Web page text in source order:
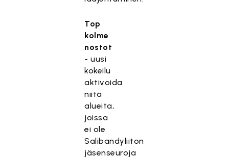
Top
kolme
nostot
- uusi
kokeilu
aktivoida
niitä
alueita,
joissa
ei ole
Salibandyliiton
jäsenseuroja